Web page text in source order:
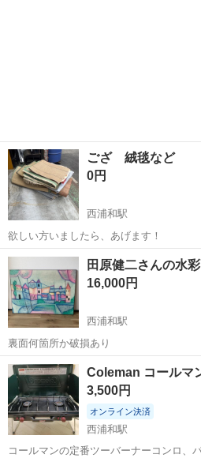
ござ 絨毯など
0円
西浦和駅
欲しい方いましたら、あげます！
埼玉 志木市 西浦和駅 その他
田原健二さんの水
16,000円
西浦和駅
裏面何箇所か破損あり
埼玉 さいたま市
Coleman コールマ
3,500円
オンライン決済
西浦和駅
コールマンの定番ツーバーナーコンロ、